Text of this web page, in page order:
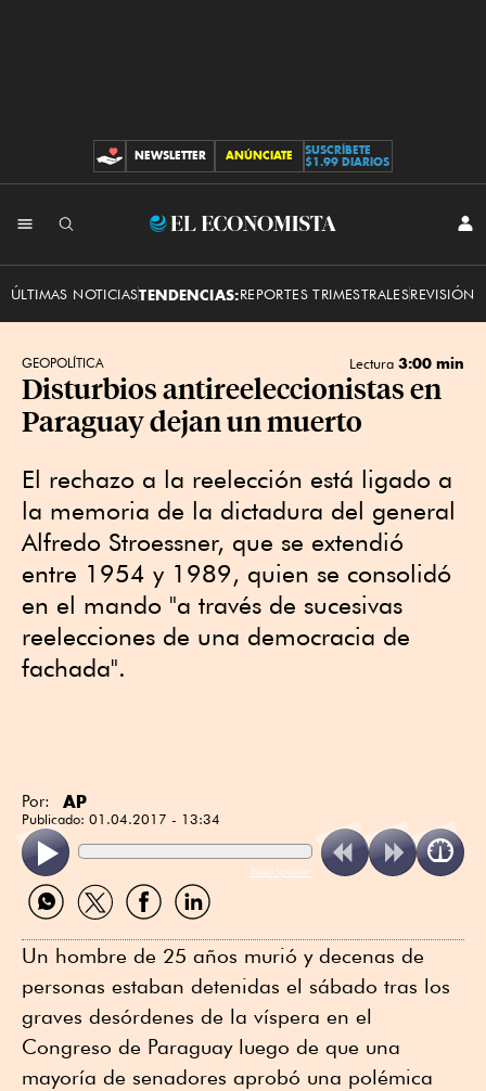
CONTRIBUCIONES
NEWSLETTER ANÚNCIATE
SUSCRÍBETE
$1.99 DIARIOS
El
ÚLTIMAS NOTICIASTENDENCIAS:REPORTES TRIMESTRALESREVISIÓN
GEOPOLÍTICA Lectura 3:00 min
Disturbios antireeleccionistas en
Paraguay dejan un muerto
El rechazo a la reelección está ligado a
la memoria de la dictadura del general
Alfredo Stroessner, que se extendió
entre 1954 y 1989, quien se consolidó
en el mando "a través de sucesivas
reelecciones de una democracia de
fachada".
Por: AP
Publicado: 01.04.2017 - 13:34
ReadSpeaker
Compartir
por
Compartir
por
Compartir
por
Compartir
por
Un hombre de 25 años murió y decenas de
personas estaban detenidas el sábado tras los
graves desórdenes de la víspera en el
Congreso de Paraguay luego de que una
mayoría de senadores aprobó una polémica